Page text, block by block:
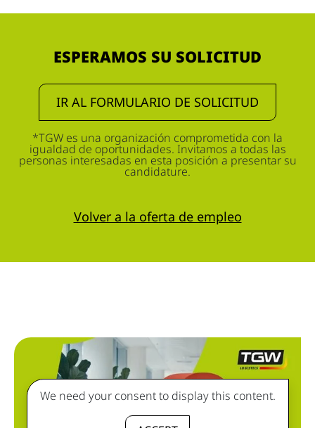
ESPERAMOS SU SOLICITUD
IR AL FORMULARIO DE SOLICITUD
*TGW es una organización comprometida con la
igualdad de oportunidades. Invitamos a todas las
personas interesadas en esta posición a presentar su
candidature.
Volver a la oferta de empleo
We need your consent to display this content.